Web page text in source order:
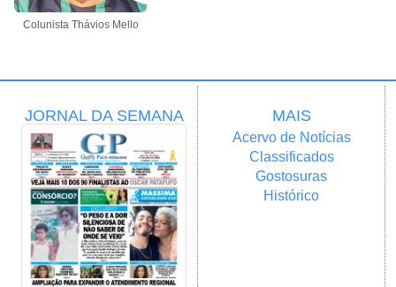
Colunista Thávios Mello
JORNAL DA SEMANA MAIS
Acervo de Notícias
Classificados
Gostosuras
Histórico